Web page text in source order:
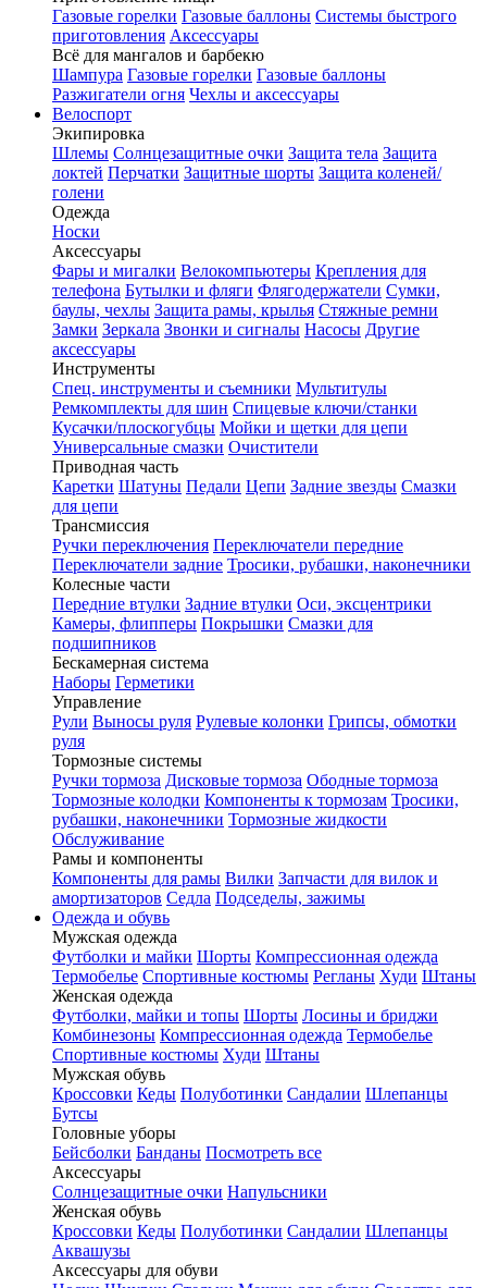
Газовые горелки Газовые баллоны Системы быстрого
приготовления Аксессуары
Всё для мангалов и барбекю
Шампура Газовые горелки Газовые баллоны
Разжигатели огня Чехлы и аксессуары
Велоспорт
Экипировка
Шлемы Солнцезащитные очки Защита тела Защита
локтей Перчатки Защитные шорты Защита коленей/
голени
Одежда
Носки
Аксессуары
Фары и мигалки Велокомпьютеры Крепления для
телефона Бутылки и фляги Флягодержатели Сумки,
баулы, чехлы Защита рамы, крылья Стяжные ремни
Замки Зеркала Звонки и сигналы Насосы Другие
аксессуары
Инструменты
Спец. инструменты и съемники Мультитулы
Ремкомплекты для шин Спицевые ключи/станки
Кусачки/плоскогубцы Мойки и щетки для цепи
Универсальные смазки Очистители
Приводная часть
Каретки Шатуны Педали Цепи Задние звезды Смазки
для цепи
Трансмиссия
Ручки переключения Переключатели передние
Переключатели задние Тросики, рубашки, наконечники
Колесные части
Передние втулки Задние втулки Оси, эксцентрики
Камеры, флипперы Покрышки Смазки для
подшипников
Бескамерная система
Наборы Герметики
Управление
Рули Выносы руля Рулевые колонки Грипсы, обмотки
руля
Тормозные системы
Ручки тормоза Дисковые тормоза Ободные тормоза
Тормозные колодки Компоненты к тормозам Тросики,
рубашки, наконечники Тормозные жидкости
Обслуживание
Рамы и компоненты
Компоненты для рамы Вилки Запчасти для вилок и
амортизаторов Седла Подседелы, зажимы
Одежда и обувь
Мужская одежда
Футболки и майки Шорты Компрессионная одежда
Термобелье Спортивные костюмы Регланы Худи Штаны
Женская одежда
Футболки, майки и топы Шорты Лосины и бриджи
Комбинезоны Компрессионная одежда Термобелье
Спортивные костюмы Худи Штаны
Мужская обувь
Кроссовки Кеды Полуботинки Сандалии Шлепанцы
Бутсы
Головные уборы
Бейсболки Банданы Посмотреть все
Аксессуары
Солнцезащитные очки Напульсники
Женская обувь
Кроссовки Кеды Полуботинки Сандалии Шлепанцы
Аквашузы
Аксессуары для обуви